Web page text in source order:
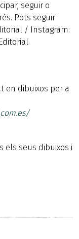
seguir o
Pots seguir
/ Instagram:
en dibuixos per a
els seus dibuixos i